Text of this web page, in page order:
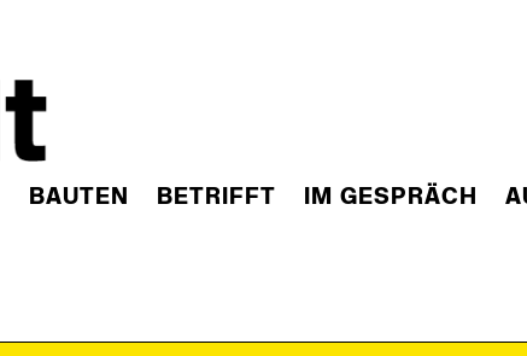
BAUTEN BETRIFFT IM GESPRÄCH